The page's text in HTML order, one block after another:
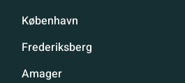
København
Frederiksberg
Amager